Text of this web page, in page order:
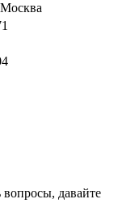
вопросы, давайте